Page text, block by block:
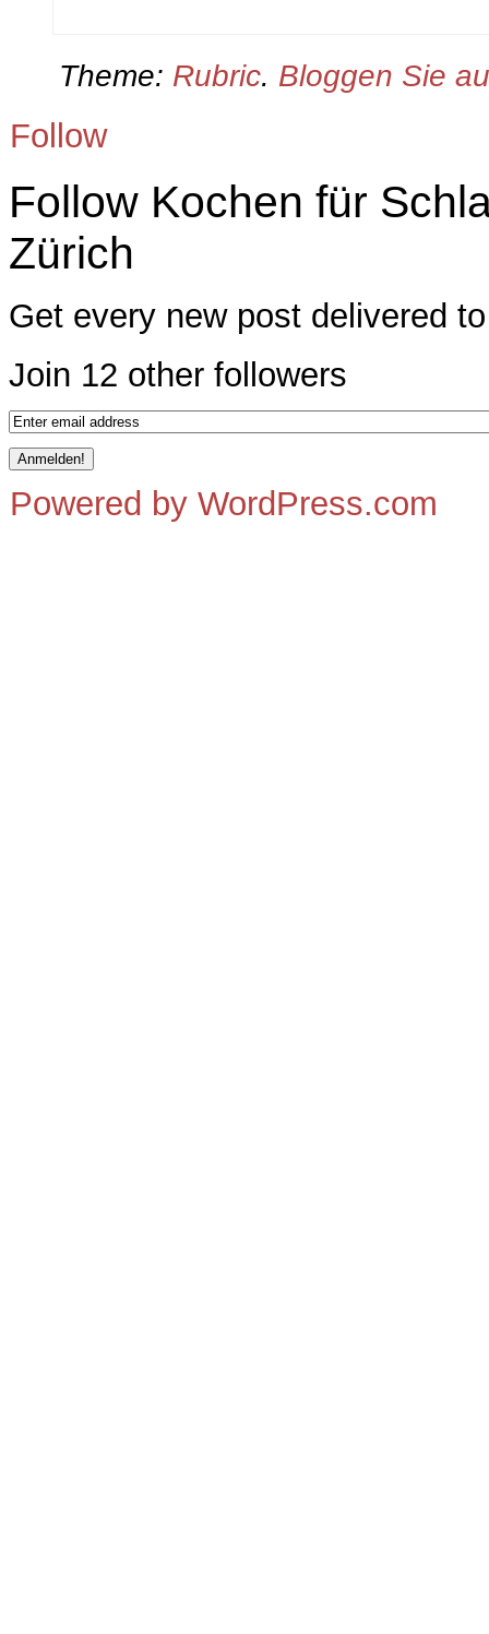
Theme: Rubric. Bloggen Sie
Follow
Follow Kochen für
Zürich
Get every new post delivered
Join 12 other followers
Powered by WordPress.com